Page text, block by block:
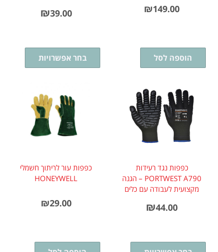
₪149.00
הוספה לסל
₪39.00
בחר אפשרויות
כפפות נגד רעידות
PORTWEST A790 – הגנה
מקצועית לעבודה עם כלים
₪44.00
כפפות עור לריתוך חשמלי
HONEYWELL
₪29.00